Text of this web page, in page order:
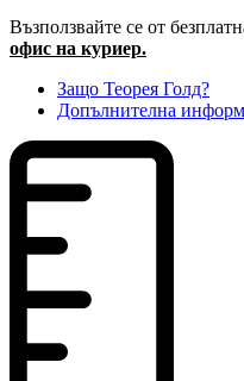
Възползвайте се от
офис на куриер.
Защо Теорея Голд?
Допълнителна